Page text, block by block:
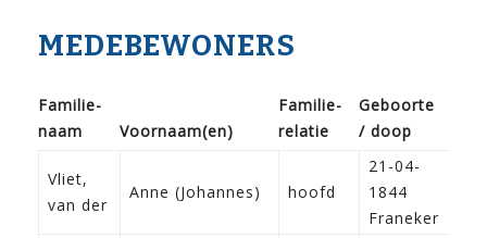
MEDEBEWONERS
Familie­
naam
Voor­naam(en)
Familie­
relatie
Geboorte
/ doop
Vliet,
van der
Anne (Johannes) hoofd
21-04-
1844
Franeker